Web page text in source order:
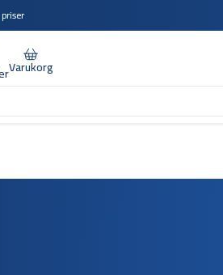
Varukorg